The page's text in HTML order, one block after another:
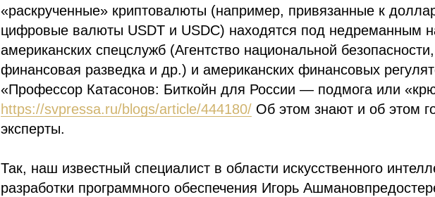
«раскрученные» криптовалюты (например, привязанные к
цифровые валюты USDT и USDC) находятся под недреманным
американских спецслужб (Агентство национальной
финансовая разведка и др.) и американских финансовых
«Профессор Катасонов: Биткойн для России — подмога или
https://svpressa.ru/blogs/article/444180/ Об этом знают и об этом
эксперты.
Так, наш известный специалист в области искусственного
разработки программного обеспечения Игорь